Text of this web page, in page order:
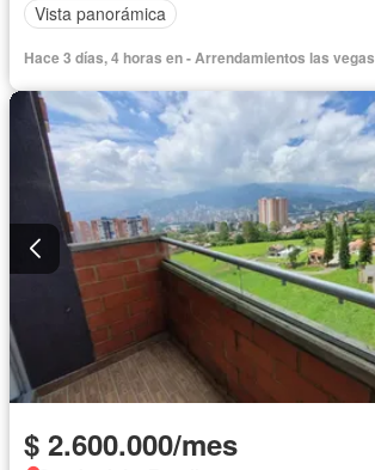
Vista panorámica
Hace 3 días, 4 horas en - Arrendamientos las vegas
$ 2.600.000/mes